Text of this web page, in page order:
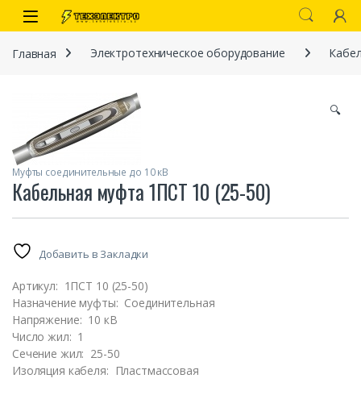
Перейти к навигации
перейти к содержанию
Open
Главная Электротехническое оборудование
🔍
Муфты соединительные до 10 кВ
Кабельная муфта 1ПСТ 10 (25-50)
Добавить в Закладки
Артикул: 1ПСТ 10 (25-50)
Назначение муфты: Соединительная
Напряжение: 10 кВ
Число жил: 1
Сечение жил: 25-50
Изоляция кабеля: Пластмассовая